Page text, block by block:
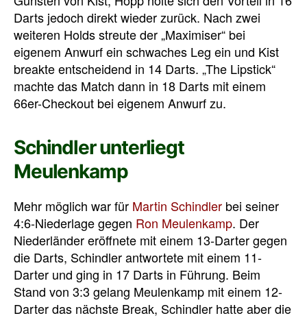
Darts jedoch direkt wieder zurück. Nach zwei
weiteren Holds streute der „Maximiser“ bei
eigenem Anwurf ein schwaches Leg ein und Kist
breakte entscheidend in 14 Darts. „The Lipstick“
machte das Match dann in 18 Darts mit einem
66er-Checkout bei eigenem Anwurf zu.
Schindler unterliegt
Meulenkamp
Mehr möglich war für Martin Schindler bei seiner
4:6-Niederlage gegen Ron Meulenkamp. Der
Niederländer eröffnete mit einem 13-Darter gegen
die Darts, Schindler antwortete mit einem 11-
Darter und ging in 17 Darts in Führung. Beim
Stand von 3:3 gelang Meulenkamp mit einem 12-
Darter das nächste Break, Schindler hatte aber die